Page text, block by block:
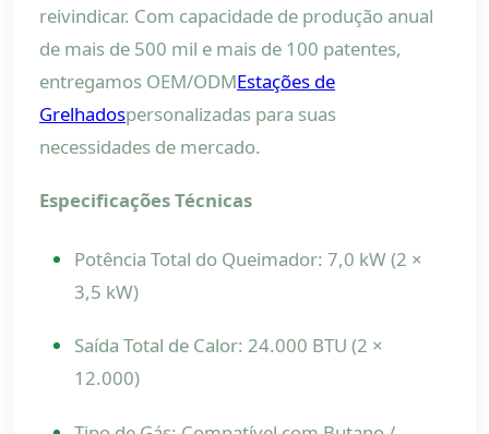
reivindicar. Com capacidade de produção anual
de mais de 500 mil e mais de 100 patentes,
entregamos OEM/ODMEstações de
Grelhadospersonalizadas para suas
necessidades de mercado.
Especificações Técnicas
Potência Total do Queimador: 7,0 kW (2 ×
3,5 kW)
Saída Total de Calor: 24.000 BTU (2 ×
12.000)